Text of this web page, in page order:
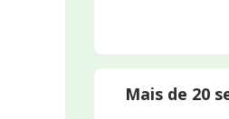
Mais de 20